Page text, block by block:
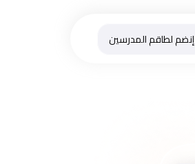
إنضم لطاقم المدرسين